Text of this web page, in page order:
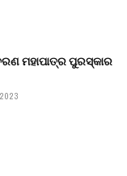
ମହାପାତ୍ର ପୁରସ୍କାର